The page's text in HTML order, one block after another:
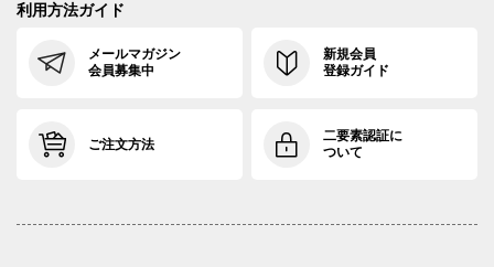
利用方法ガイド
メールマガジン
会員募集中
新規会員
登録ガイド
ご注文方法
二要素認証に
ついて